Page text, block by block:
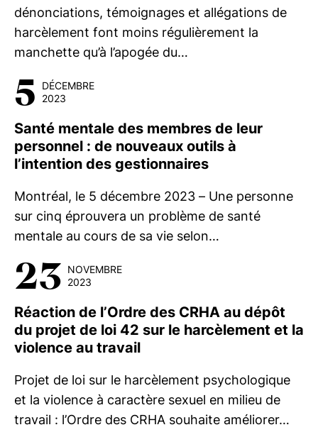
dénonciations, témoignages et allégations de
harcèlement font moins régulièrement la
manchette qu’à l’apogée du…
5
DÉCEMBRE
2023
Santé mentale des membres de leur
personnel : de nouveaux outils à
l’intention des gestionnaires
Montréal, le 5 décembre 2023 – Une personne
sur cinq éprouvera un problème de santé
mentale au cours de sa vie selon…
23 NOVEMBRE
2023
Réaction de l’Ordre des CRHA au dépôt
du projet de loi 42 sur le harcèlement et la
violence au travail
Projet de loi sur le harcèlement psychologique
et la violence à caractère sexuel en milieu de
travail : l’Ordre des CRHA souhaite améliorer…